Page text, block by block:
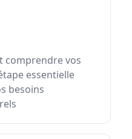
comprendre vos
essentielle
besoins